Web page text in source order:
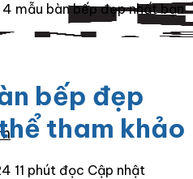
mẫu bàn bếp đẹp nhất bạn
bếp đẹp
tham khảo
11 phút đọc Cập nhật